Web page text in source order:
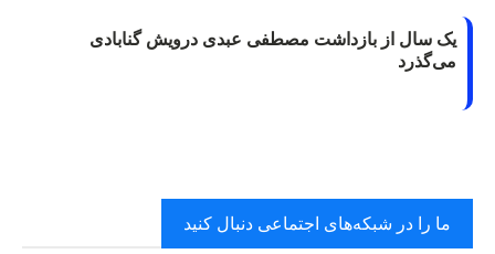
یک سال از بازداشت مصطفی عبدی درویش گنابادی
می‌گذرد
ما را در شبکه‌های اجتماعی دنبال کنید